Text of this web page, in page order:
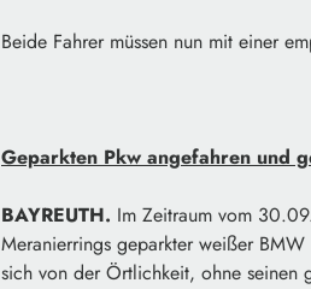
Beide Fahrer müssen nun mit einer
Geparkten Pkw angefahren und
BAYREUTH. Im Zeitraum vom
Meranierrings geparkter weißer
sich von der Örtlichkeit, ohne seinen